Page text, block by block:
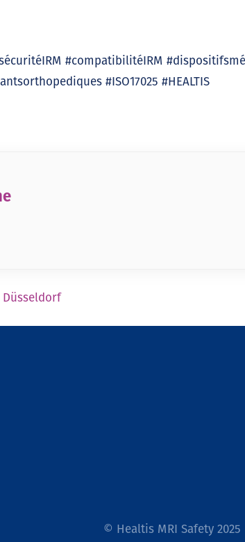
#compatibilitéIRM
#ISO17025 #HEALTIS
Düsseldorf
© Healtis MRI Safety 2025